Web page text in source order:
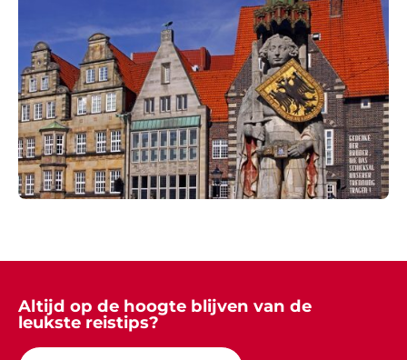
Altijd op de hoogte blijven van de
leukste reistips?